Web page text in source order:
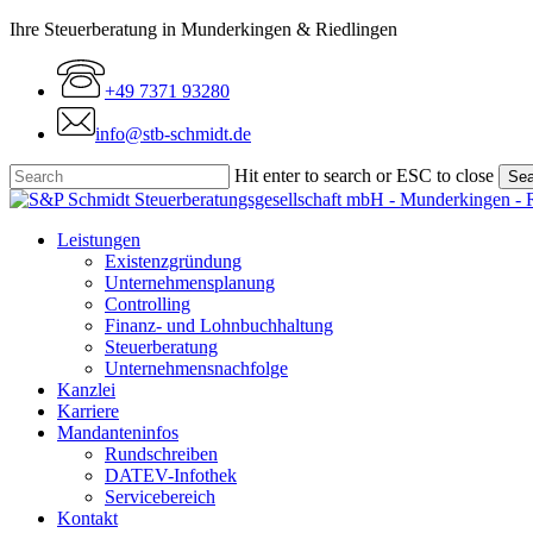
Skip
content
Ihre Steuerberatung in Munderkingen & Riedlingen
+49 7371 93280
info@stb-schmidt.de
Hit enter to search or ESC to close
Close
Menu
Leistungen
Existenzgründung
Unternehmensplanung
Controlling
Finanz- und Lohnbuchhaltung
Steuerberatung
Unternehmensnachfolge
Kanzlei
Karriere
Mandanteninfos
Rundschreiben
DATEV-Infothek
Servicebereich
Kontakt